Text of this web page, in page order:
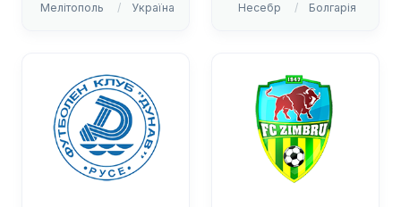
Мелітополь Україна Несебр Болгарія